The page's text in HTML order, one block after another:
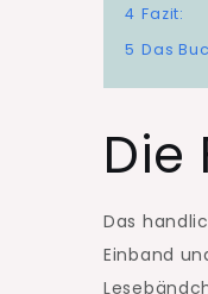
4 Fazit:
5 Das
Die
Das
Einband